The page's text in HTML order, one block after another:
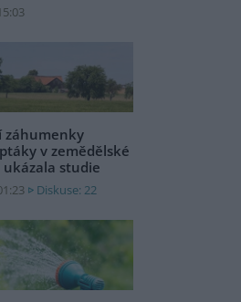
záhumenky
v zemědělské
studie
Diskuse: 22